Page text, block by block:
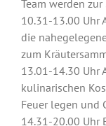
Team werden
10.31-13.00 Uhr
die
zum
13.01-14.30 Uhr
kulinarischen
Feuer legen und
14.31-20.00 Uhr